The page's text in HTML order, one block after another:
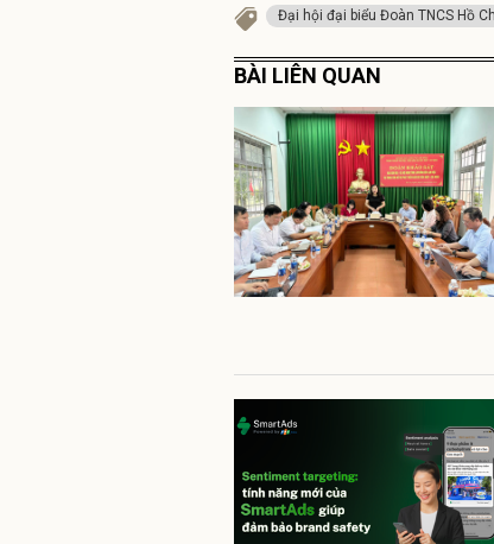
Đại hội đại biểu Đoàn TNCS Hồ
BÀI LIÊN QUAN